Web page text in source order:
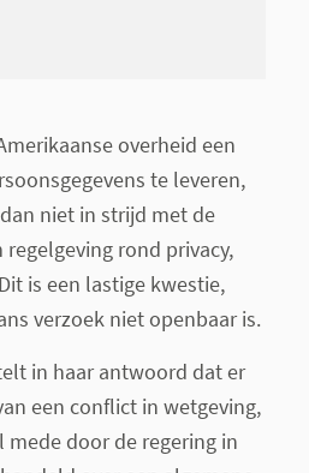
overheid een
te leveren,
niet in strijd met de
rond privacy,
is een lastige kwestie,
verzoek niet openbaar is.
in haar antwoord dat er
een conflict in wetgeving,
door de regering in